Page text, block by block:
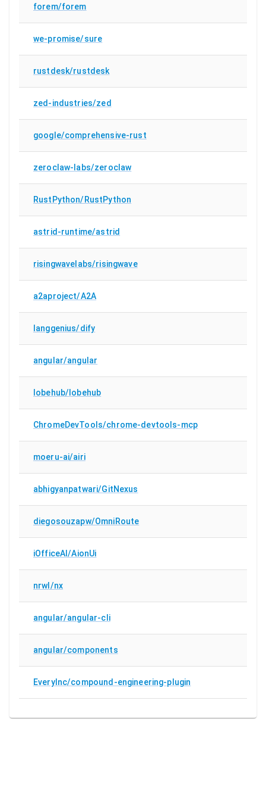
forem/forem
we-promise/sure
rustdesk/rustdesk
zed-industries/zed
google/comprehensive-rust
zeroclaw-labs/zeroclaw
RustPython/RustPython
astrid-runtime/astrid
risingwavelabs/risingwave
a2aproject/A2A
langgenius/dify
angular/angular
lobehub/lobehub
ChromeDevTools/chrome-devtools-mcp
moeru-ai/airi
abhigyanpatwari/GitNexus
diegosouzapw/OmniRoute
iOfficeAI/AionUi
nrwl/nx
angular/angular-cli
angular/components
EveryInc/compound-engineering-plugin